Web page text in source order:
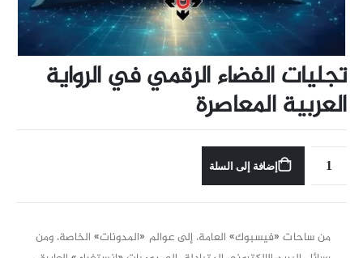
تجليات الفضاء الرقمي في الرواية
العربية المعاصرة
إضافة إلى السلة
من ساحات «فيسبوك» العامة، إلى عوالم «المدونات» الخاصة، ومن